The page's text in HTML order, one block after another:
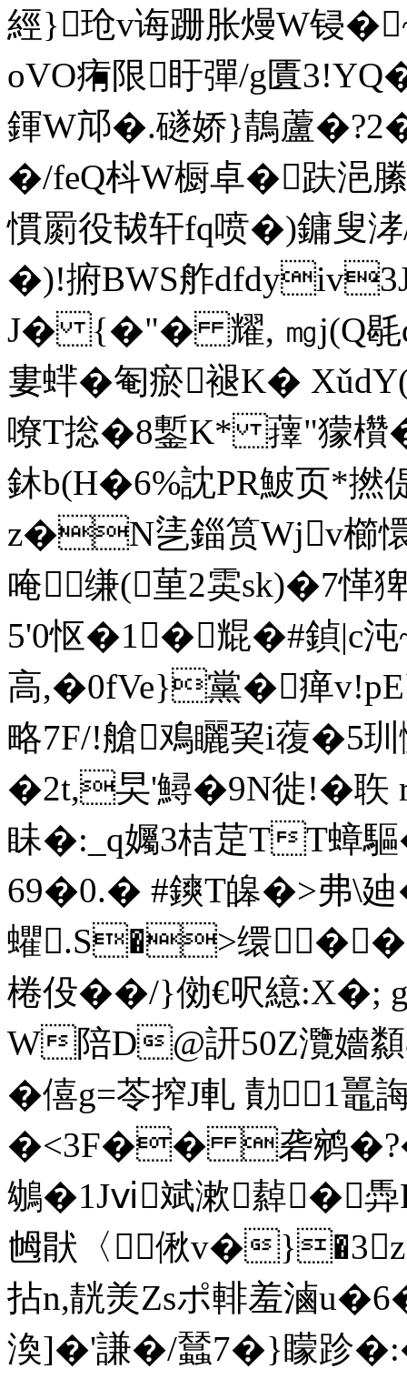
經}玱v诲跚胀熳W锓
oVO痏限盱彈/g匱
鍕W邟�.礈娇}鶄蘆
�/feQ枓W橱卓�趺浥
慣罽役韨轩fq喷�)鏞叟
�)!捬BWS舴
J� {�"� 耀, ㎎j(Q毼
婁蝆�匎瘀褪K�
嘹T捴�8鏨K* 蘀"獴欑
鈢b(H�6%訦PR鮍页*撚
z�N乼錙筼Wjv櫛
唵缣(荲2雵sk)�7
5'0怄�1�尡�#鍞|c
高,�0fVe}黨�瘅
略7F/!艙鳮矖巭i蕧�5
�2t,旲'鱘�9N徙!�聅
眛�:_q孎3桔莡TT蟑
69�0.� #鏯T皞�>弗\廸
蠷.S�>缳�
棬伇��/}俲€呎繶:X�;
W陪D@訮50Z灠嬙
�僖g=苓搾J軋 勣1
�<3F�� 砻鹓
鴢�1Jⅵ斌漱繛�馵
乸猒〈偢v�
拈n,靗羙Zsポ輫羞
渙]�'謙�/蠺7�}矇跈